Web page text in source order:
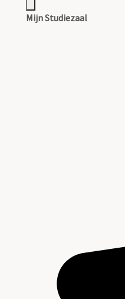
Mijn Studiezaal